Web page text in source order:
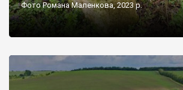
Фото Романа Маленкова, 2023 р.